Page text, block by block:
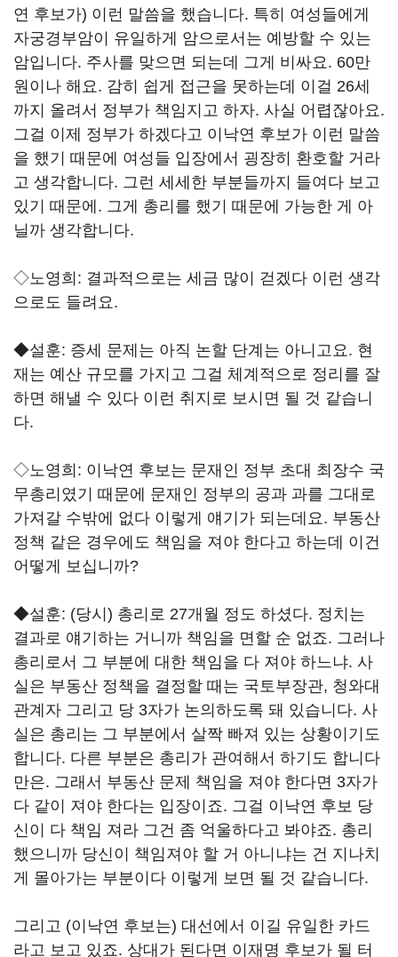
연 후보가) 이런 말씀을 했습니다. 특히 여성들에게
자궁경부암이 유일하게 암으로서는 예방할 수 있는
암입니다. 주사를 맞으면 되는데 그게 비싸요. 60만
원이나 해요. 감히 쉽게 접근을 못하는데 이걸 26세
까지 올려서 정부가 책임지고 하자. 사실 어렵잖아요.
그걸 이제 정부가 하겠다고 이낙연 후보가 이런 말씀
을 했기 때문에 여성들 입장에서 굉장히 환호할 거라
고 생각합니다. 그런 세세한 부분들까지 들여다 보고
있기 때문에. 그게 총리를 했기 때문에 가능한 게 아
닐까 생각합니다.
◇노영희: 결과적으로는 세금 많이 걷겠다 이런 생각
으로도 들려요.
◆설훈: 증세 문제는 아직 논할 단계는 아니고요. 현
재는 예산 규모를 가지고 그걸 체계적으로 정리를 잘
하면 해낼 수 있다 이런 취지로 보시면 될 것 같습니
다.
◇노영희: 이낙연 후보는 문재인 정부 초대 최장수 국
무총리였기 때문에 문재인 정부의 공과 과를 그대로
가져갈 수밖에 없다 이렇게 얘기가 되는데요. 부동산
정책 같은 경우에도 책임을 져야 한다고 하는데 이건
어떻게 보십니까?
◆설훈: (당시) 총리로 27개월 정도 하셨다. 정치는
결과로 얘기하는 거니까 책임을 면할 순 없죠. 그러나
총리로서 그 부분에 대한 책임을 다 져야 하느냐. 사
실은 부동산 정책을 결정할 때는 국토부장관, 청와대
관계자 그리고 당 3자가 논의하도록 돼 있습니다. 사
실은 총리는 그 부분에서 살짝 빠져 있는 상황이기도
합니다. 다른 부분은 총리가 관여해서 하기도 합니다
만은. 그래서 부동산 문제 책임을 져야 한다면 3자가
다 같이 져야 한다는 입장이죠. 그걸 이낙연 후보 당
신이 다 책임 져라 그건 좀 억울하다고 봐야죠. 총리
했으니까 당신이 책임져야 할 거 아니냐는 건 지나치
게 몰아가는 부분이다 이렇게 보면 될 것 같습니다.
그리고 (이낙연 후보는) 대선에서 이길 유일한 카드
라고 보고 있죠. 상대가 된다면 이재명 후보가 될 터